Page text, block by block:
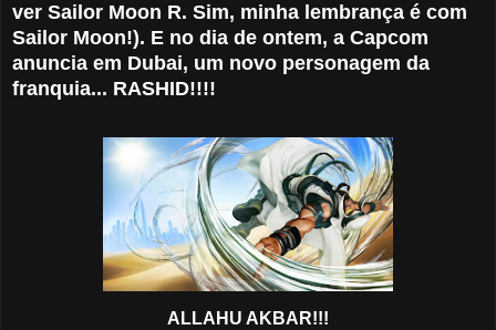
ver Sailor Moon R. Sim, minha lembrança é com
Sailor Moon!). E no dia de ontem, a Capcom
anuncia em Dubai, um novo personagem da
franquia... RASHID!!!!
ALLAHU AKBAR!!!